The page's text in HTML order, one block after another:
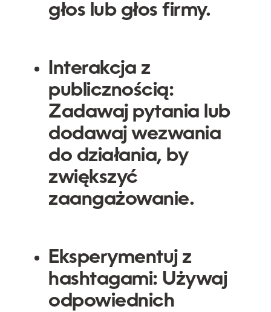
głos lub głos firmy.
Interakcja z
publicznością:
Zadawaj pytania lub
dodawaj wezwania
do działania, by
zwiększyć
zaangażowanie.
Eksperymentuj z
hashtagami: Używaj
odpowiednich